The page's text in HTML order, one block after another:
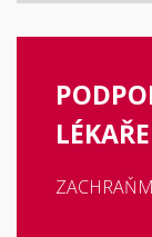
LÉKAŘE